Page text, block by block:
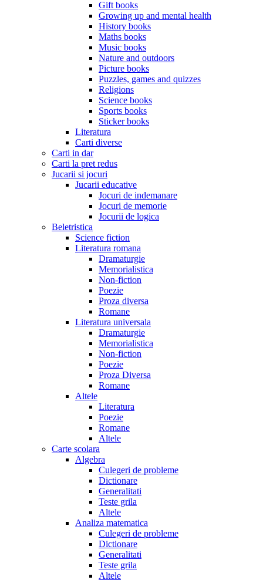
Gift books
Growing up and mental health
History books
Maths books
Music books
Nature and outdoors
Picture books
Puzzles, games and quizzes
Religions
Science books
Sports books
Sticker books
Literatura
Carti diverse
Carti in dar
Carti la pret redus
Jucarii si jocuri
Jucarii educative
Jocuri de indemanare
Jocuri de memorie
Jocurii de logica
Beletristica
Science fiction
Literatura romana
Dramaturgie
Memorialistica
Non-fiction
Poezie
Proza diversa
Romane
Literatura universala
Dramaturgie
Memorialistica
Non-fiction
Poezie
Proza Diversa
Romane
Altele
Literatura
Poezie
Romane
Altele
Carte scolara
Algebra
Culegeri de probleme
Dictionare
Generalitati
Teste grila
Altele
Analiza matematica
Culegeri de probleme
Dictionare
Generalitati
Teste grila
Altele